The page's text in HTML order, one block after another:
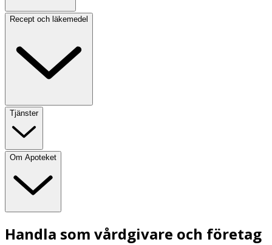
Recept och läkemedel
Tjänster
Om Apoteket
Handla som vårdgivare och företag